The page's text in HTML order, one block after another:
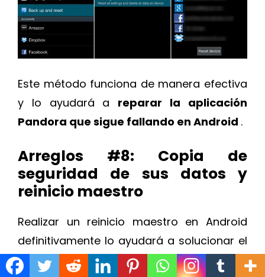
Este método funciona de manera efectiva
y lo ayudará a reparar la aplicación
Pandora que sigue fallando en Android .
Arreglos #8: Copia de
seguridad de sus datos y
reinicio maestro
Realizar un reinicio maestro en Android
definitivamente lo ayudará a solucionar el
problema“Pandora